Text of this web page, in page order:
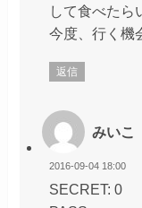
して食べたら
今度、行く機
返信
みいこ
2016-09-04 18:00
SECRET: 0